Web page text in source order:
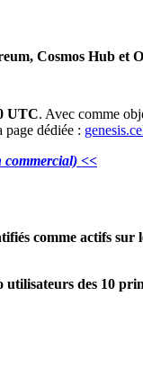
Cosmos Hub
UTC. Avec comme
page dédiée :
commercial) <<
comme actifs sur
utilisateurs des 10